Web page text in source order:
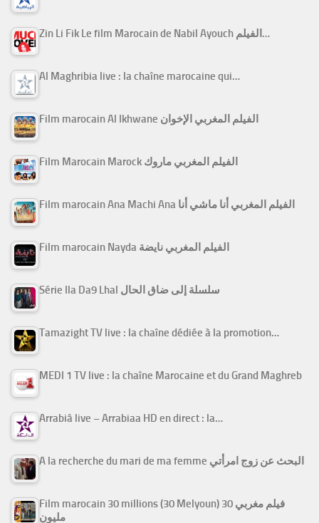
Zin Li Fik Le film Marocain de Nabil Ayouch الفيلم…
Al Maghribia live : la chaîne marocaine qui…
Film marocain Al Ikhwane الفيلم المغربي الإخوان
Film Marocain Marock الفيلم المغربي ماروك
Film marocain Ana Machi Ana الفيلم المغربي أنا ماشي أنا
Film marocain Nayda الفيلم المغربي نايضة
Série Ila Da9 Lhal سلسلة إلى ضاق الحال
Tamazight TV live : la chaîne dédiée à la promotion…
MEDI 1 TV live : la chaîne Marocaine et du Grand Maghreb
Arrabiâ live – Arrabiaa HD en direct : la…
A la recherche du mari de ma femme البحث عن زوج امرأتي
Film marocain 30 millions (30 Melyoun) فيلم مغربي 30
مليون